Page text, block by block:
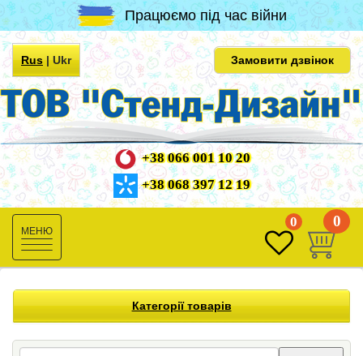
Працюємо під час війни
Rus|Ukr Замовити дзвінок
+38 066 001 10 20
+38 068 397 12 19
Toggle
navigation
0 0
Категорії товарів